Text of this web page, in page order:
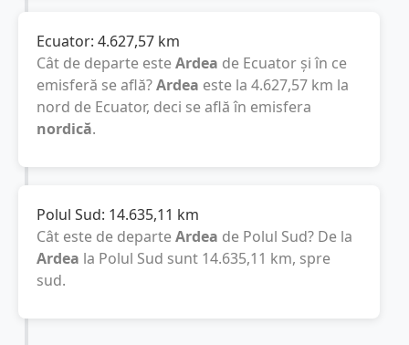
Ecuator: 4.627,57 km
Cât de departe esteArdea de Ecuator și în ce
emisferă se află?Ardea este la 4.627,57 km la
nord de Ecuator, deci se află în emisfera
nordică.
Polul Sud: 14.635,11 km
Cât este de departeArdea de Polul Sud? De la
Ardea la Polul Sud sunt 14.635,11 km, spre
sud.